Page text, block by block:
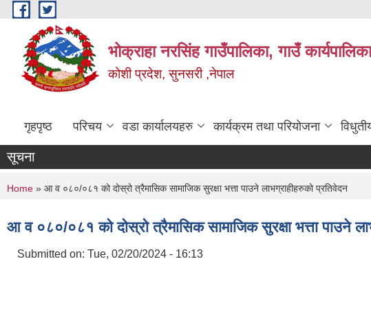
Skip to main content
भोक्राहा नरसिंह गाउँपालिका, गाउँ
कोशी प्रदेश, सुनसरी ,नेपाल
गृहपृष्ठ परिचय वडा कार्यालयहरु कार्यक्रम तथा परियोजना
सूचना
You are here
Home » आ‍ व ०८०/०८१ को दोस्रो त्रैमासिक सामाजिक सुरक्षा भत्ता पाउने लाभग्राहीहरुको प्रतिवेदन
आ‍ व ०८०/०८१ को दोस्रो त्रैमासिक सामाजिक सुरक्षा भत्ता पाउने
Submitted on: Tue, 02/20/2024 - 16:13